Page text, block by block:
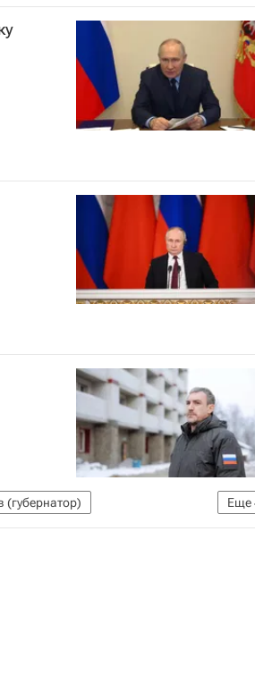
Еще
(губернатор)
МЧС России (Министерство РФ по делам гражданской обороны, чрезвычайным ситуациям и ликвидации последствий стихийных бедствий)